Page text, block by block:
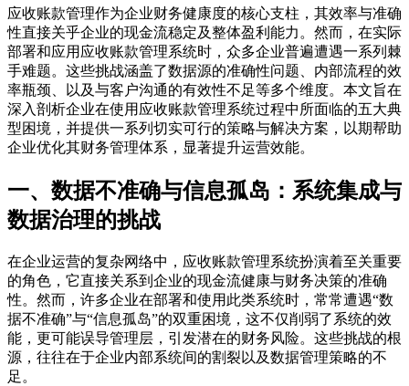
应收账款管理作为企业财务健康度的核心支柱，其效率与准确
性直接关乎企业的现金流稳定及整体盈利能力。然而，在实际
部署和应用应收账款管理系统时，众多企业普遍遭遇一系列棘
手难题。这些挑战涵盖了数据源的准确性问题、内部流程的效
率瓶颈、以及与客户沟通的有效性不足等多个维度。本文旨在
深入剖析企业在使用应收账款管理系统过程中所面临的五大典
型困境，并提供一系列切实可行的策略与解决方案，以期帮助
企业优化其财务管理体系，显著提升运营效能。
一、数据不准确与信息孤岛：系统集成与
数据治理的挑战
在企业运营的复杂网络中，应收账款管理系统扮演着至关重要
的角色，它直接关系到企业的现金流健康与财务决策的准确
性。然而，许多企业在部署和使用此类系统时，常常遭遇“数
据不准确”与“信息孤岛”的双重困境，这不仅削弱了系统的效
能，更可能误导管理层，引发潜在的财务风险。这些挑战的根
源，往往在于企业内部系统间的割裂以及数据管理策略的不
足。